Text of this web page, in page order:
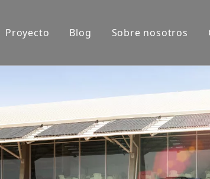
Proyecto Blog Sobre nosotros